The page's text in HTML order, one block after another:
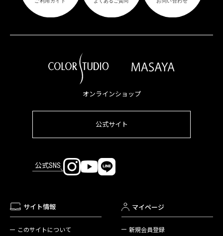
オンラインショップ
公式サイト
公式SNS
サイト情報
このサイトについて
マイページ
新規会員登録